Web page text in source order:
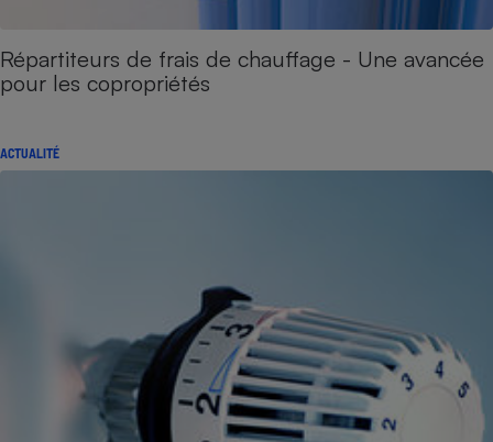
Répartiteurs de frais de chauffage - Une avancée
pour les copropriétés
ACTUALITÉ